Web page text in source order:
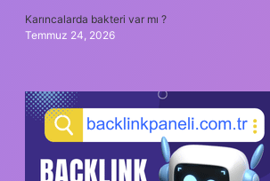
Karıncalarda bakteri var mı ?
Temmuz 24, 2026